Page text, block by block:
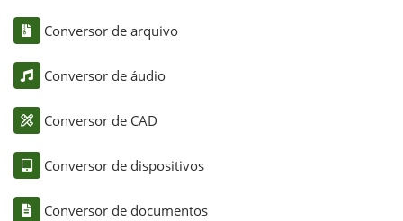
Conversor de arquivo
Conversor de áudio
Conversor de CAD
Conversor de dispositivos
Conversor de documentos